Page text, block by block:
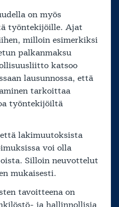
on myös
työntekijöille. Ajat
milloin esimerkiksi
palkanmaksu
katsoo
lausunnossa, että
tarkoittaa
työntekijöiltä
lakimuutoksista
voi olla
Silloin neuvottelut
mukaisesti.
tavoitteena on